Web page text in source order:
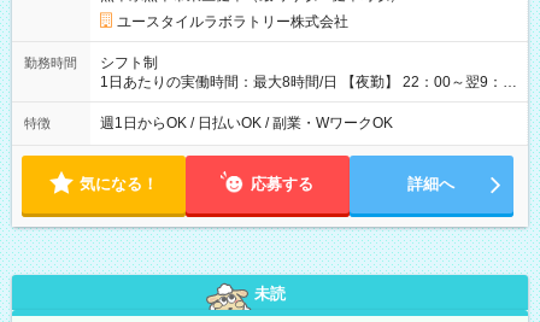
ユースタイルラボラトリー株式会社
勤務時間
シフト制
1日あたりの実働時間：最大8時間/日 【夜勤】 22：00～翌9：
00 ※週1日～OK ／ 夜勤専従 ＊＊ 勤務時間例 ＊＊ ■22時か
ら翌7時 ■23時から翌8時 ■24時から翌9時 など ※上記の時間
ます。 ※曜日固定（毎週同じ曜日での勤務となります）
特徴 週1日からOK / 日払いOK / 副業・WワークOK
気になる！ 応募する 詳細へ
未読